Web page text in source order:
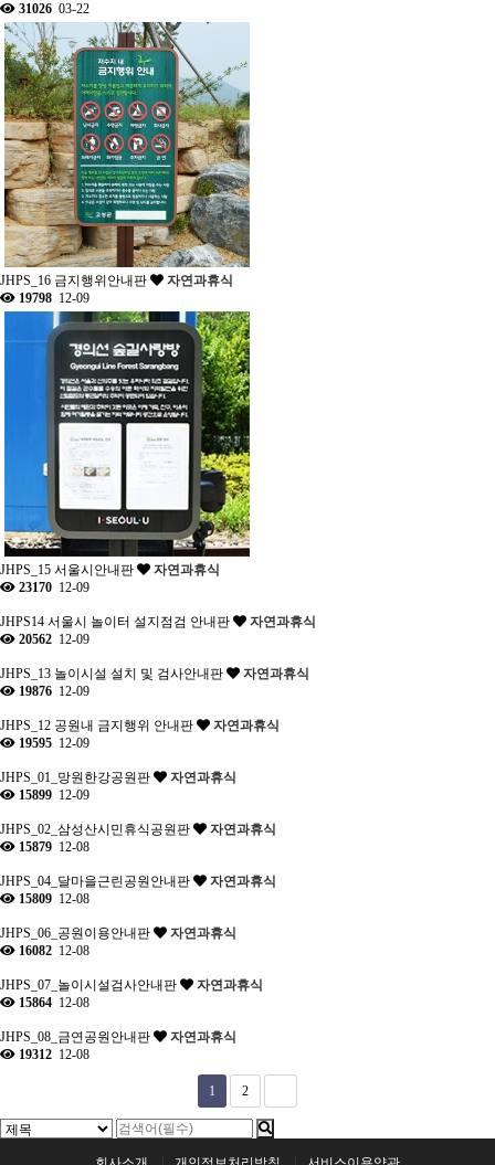
31026 03-22
JHPS_16 금지행위안내판
자연과휴식
19798 12-09
JHPS_15 서울시안내판
자연과휴식
23170 12-09
JHPS14 서울시 놀이터 설지점검 안내판
자연과휴식
20562 12-09
JHPS_13 놀이시설 설치 및 검사안내판
자연과휴식
19876 12-09
JHPS_12 공원내 금지행위 안내판
자연과휴식
19595 12-09
JHPS_01_망원한강공원판
자연과휴식
15899 12-09
JHPS_02_삼성산시민휴식공원판
자연과휴식
15879 12-08
JHPS_04_달마을근린공원안내판
자연과휴식
15809 12-08
JHPS_06_공원이용안내판
자연과휴식
16082 12-08
JHPS_07_놀이시설검사안내판
자연과휴식
15864 12-08
JHPS_08_금연공원안내판
자연과휴식
19312 12-08
1 2